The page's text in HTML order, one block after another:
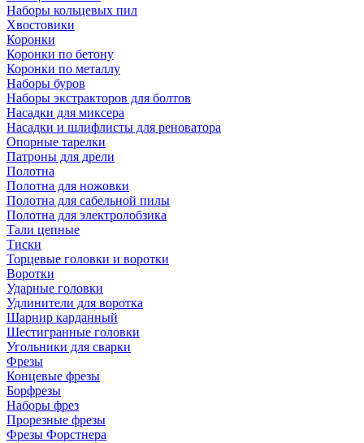
Наборы кольцевых пил
Хвостовики
Коронки
Коронки по бетону
Коронки по металлу
Наборы буров
Наборы экстракторов для болтов
Насадки для миксера
Насадки и шлифлисты для реноватора
Опорные тарелки
Патроны для дрели
Полотна
Полотна для ножовки
Полотна для сабельной пилы
Полотна для электролобзика
Тали цепные
Тиски
Торцевые головки и воротки
Воротки
Ударные головки
Удлинители для воротка
Шарнир карданный
Шестигранные головки
Угольники для сварки
Фрезы
Концевые фрезы
Борфрезы
Наборы фрез
Прорезные фрезы
Фрезы Форстнера